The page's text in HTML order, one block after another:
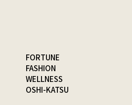
FORTUNE
FASHION
WELLNESS
OSHI-KATSU